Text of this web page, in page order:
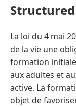
La loi du 4 mai
de la vie une
formation
aux adultes et
active. La
objet de